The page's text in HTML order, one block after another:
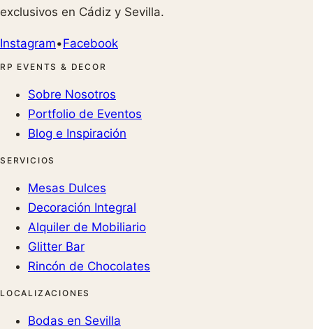
exclusivos en Cádiz y Sevilla.
Instagram•Facebook
RP EVENTS & DECOR
Sobre Nosotros
Portfolio de Eventos
Blog e Inspiración
SERVICIOS
Mesas Dulces
Decoración Integral
Alquiler de Mobiliario
Glitter Bar
Rincón de Chocolates
LOCALIZACIONES
Bodas en Sevilla